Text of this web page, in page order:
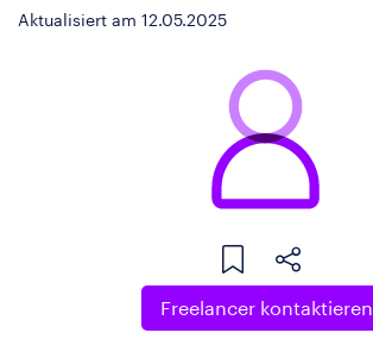
Aktualisiert am 12.05.2025
Freelancer kontaktieren